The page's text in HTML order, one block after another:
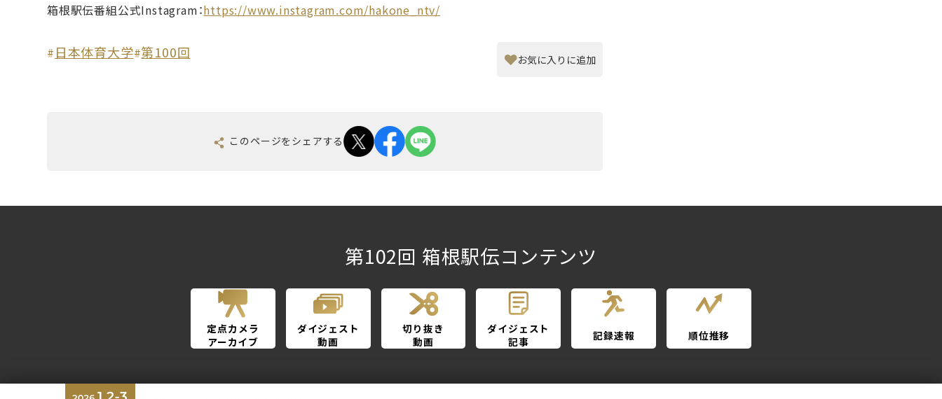
箱根駅伝番組公式Instagram：https://www.instagram.com/hakone_ntv/
# 日本体育大学#第100回 お気に入りに追加
このページをシェアする
第102回 箱根駅伝コンテンツ
定点カメラ
アーカイブ
ダイジェスト
動画
切り抜き
動画
ダイジェスト
記事
記録速報 順位推移